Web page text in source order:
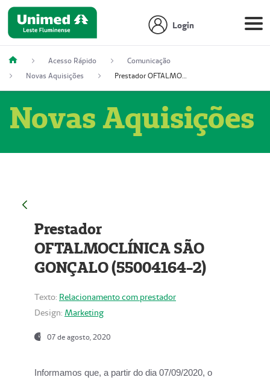
Login
Acesso Rápido
Comunicação
Novas Aquisições
Prestador OFTALMOCLÍNICA SÃO GONÇALO (55004164-2)
Novas Aquisições
Prestador
OFTALMOCLÍNICA SÃO
GONÇALO (55004164-2)
Texto: Relacionamento com prestador
Design: Marketing
07 de agosto, 2020
Informamos que, a partir do dia07/09/2020, o